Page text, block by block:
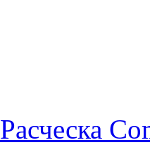
Расческа